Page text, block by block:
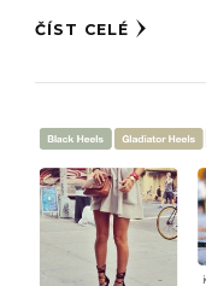
ČÍST CELÉ